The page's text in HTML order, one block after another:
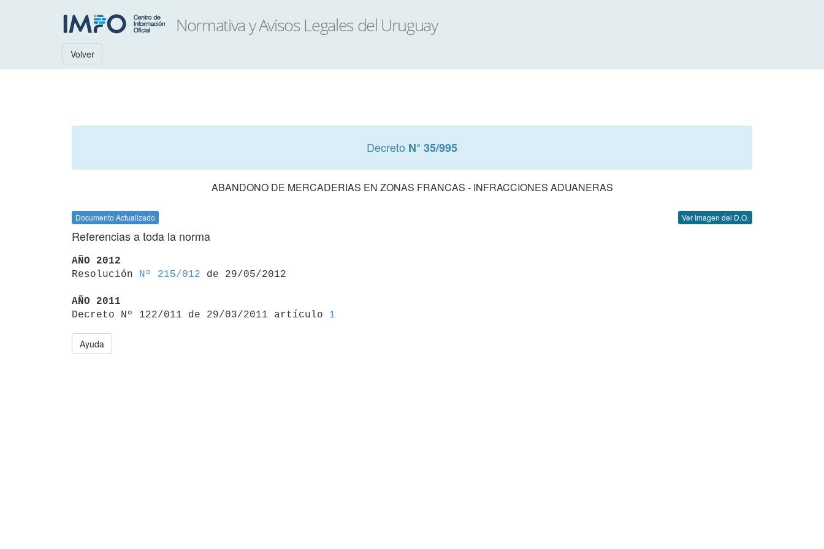
Volver
Decreto N° 35/995
ABANDONO DE MERCADERIAS EN ZONAS FRANCAS - INFRACCIONES ADUANERAS
Documento Actualizado Ver Imagen del D.O.
Referencias a toda la norma
AÑO 2012
Resolución
Nº 215/012 de 29/05/2012
AÑO 2011
Decreto Nº 122/011 de 29/03/2011 artículo 1
Ayuda